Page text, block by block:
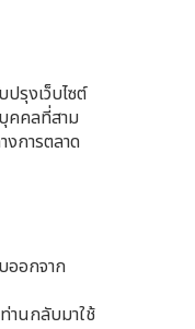
รุงเว็บไซต์
คคลที่สาม
การตลาด
ออกจาก
านกลับมาใช้